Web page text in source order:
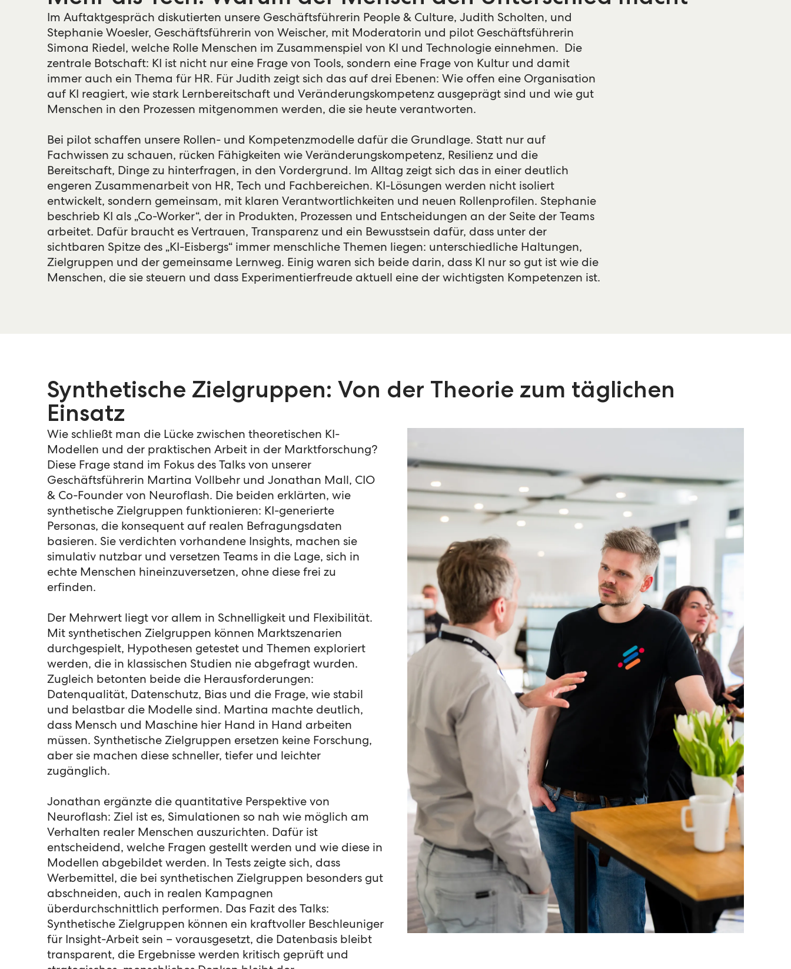
Im Auftaktgespräch diskutierten unsere Geschäftsführerin People & Culture, Judith Scholten, und
Stephanie Woesler, Geschäftsführerin von Weischer, mit Moderatorin und pilot Geschäftsführerin
Simona Riedel, welche Rolle Menschen im Zusammenspiel von KI und Technologie einnehmen. Die
zentrale Botschaft: KI ist nicht nur eine Frage von Tools, sondern eine Frage von Kultur und damit
immer auch ein Thema für HR. Für Judith zeigt sich das auf drei Ebenen: Wie offen eine Organisation
auf KI reagiert, wie stark Lernbereitschaft und Veränderungskompetenz ausgeprägt sind und wie gut
Menschen in den Prozessen mitgenommen werden, die sie heute verantworten.
Bei pilot schaffen unsere Rollen- und Kompetenzmodelle dafür die Grundlage. Statt nur auf
Fachwissen zu schauen, rücken Fähigkeiten wie Veränderungskompetenz, Resilienz und die
Bereitschaft, Dinge zu hinterfragen, in den Vordergrund. Im Alltag zeigt sich das in einer deutlich
engeren Zusammenarbeit von HR, Tech und Fachbereichen. KI-Lösungen werden nicht isoliert
entwickelt, sondern gemeinsam, mit klaren Verantwortlichkeiten und neuen Rollenprofilen. Stephanie
beschrieb KI als „Co-Worker“, der in Produkten, Prozessen und Entscheidungen an der Seite der Teams
arbeitet. Dafür braucht es Vertrauen, Transparenz und ein Bewusstsein dafür, dass unter der
sichtbaren Spitze des „KI-Eisbergs“ immer menschliche Themen liegen: unterschiedliche Haltungen,
Zielgruppen und der gemeinsame Lernweg. Einig waren sich beide darin, dass KI nur so gut ist wie die
Menschen, die sie steuern und dass Experimentierfreude aktuell eine der wichtigsten Kompetenzen ist.
Synthetische Zielgruppen: Von der Theorie zum täglichen
Einsatz
Wie schließt man die Lücke zwischen theoretischen KI-
Modellen und der praktischen Arbeit in der Marktforschung?
Diese Frage stand im Fokus des Talks von unserer
Geschäftsführerin Martina Vollbehr und Jonathan Mall, CIO
& Co-Founder von Neuroflash. Die beiden erklärten, wie
synthetische Zielgruppen funktionieren: KI-generierte
Personas, die konsequent auf realen Befragungsdaten
basieren. Sie verdichten vorhandene Insights, machen sie
simulativ nutzbar und versetzen Teams in die Lage, sich in
echte Menschen hineinzuversetzen, ohne diese frei zu
erfinden.
Der Mehrwert liegt vor allem in Schnelligkeit und Flexibilität.
Mit synthetischen Zielgruppen können Marktszenarien
durchgespielt, Hypothesen getestet und Themen exploriert
werden, die in klassischen Studien nie abgefragt wurden.
Zugleich betonten beide die Herausforderungen:
Datenqualität, Datenschutz, Bias und die Frage, wie stabil
und belastbar die Modelle sind. Martina machte deutlich,
dass Mensch und Maschine hier Hand in Hand arbeiten
müssen. Synthetische Zielgruppen ersetzen keine Forschung,
aber sie machen diese schneller, tiefer und leichter
zugänglich.
Jonathan ergänzte die quantitative Perspektive von
Neuroflash: Ziel ist es, Simulationen so nah wie möglich am
Verhalten realer Menschen auszurichten. Dafür ist
entscheidend, welche Fragen gestellt werden und wie diese in
Modellen abgebildet werden. In Tests zeigte sich, dass
Werbemittel, die bei synthetischen Zielgruppen besonders gut
abschneiden, auch in realen Kampagnen
überdurchschnittlich performen. Das Fazit des Talks:
Synthetische Zielgruppen können ein kraftvoller Beschleuniger
für Insight-Arbeit sein – vorausgesetzt, die Datenbasis bleibt
transparent, die Ergebnisse werden kritisch geprüft und